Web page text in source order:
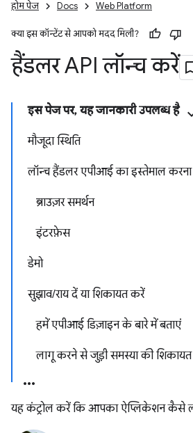
होम पेज Docs Web Platform
क्या इस कॉन्टेंट से आपको मदद मिली?
हैंडलर API लॉन्च करें
इस पेज पर, यह जानकारी उपलब्ध है
मौजूदा स्थिति
लॉन्च हैंडलर एपीआई का इस्तेमाल करना
ब्राउज़र समर्थन
इंटरफ़ेस
डेमो
सुझाव/राय दें या शिकायत करें
हमें एपीआई डिज़ाइन के बारे में बताएं
लागू करने से जुड़ी समस्या की
यह कंट्रोल करें कि आपका ऐप्लिकेशन कैसे